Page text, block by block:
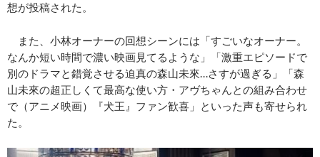
想が投稿された。
また、小林オーナーの回想シーンには「すごいなオーナー。
なんか短い時間で濃い映画見てるような」「激重エピソードで
別のドラマと錯覚させる迫真の森山未來…さすが過ぎる」「森
山未來の超正しくて最高な使い方・アヴちゃんとの組み合わせ
で（アニメ映画）『犬王』ファン歓喜」といった声も寄せられ
た。